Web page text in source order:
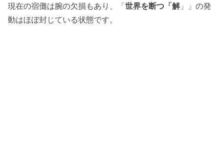
現在の宿儺は腕の欠損もあり、「世界を断つ「解」」の発
動はほぼ封じている状態です。